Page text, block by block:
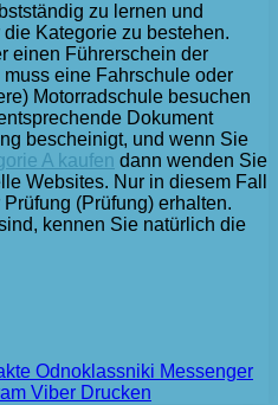
zu lernen und
Kategorie zu bestehen.
einen Führerschein der
muss eine Fahrschule oder
Motorradschule besuchen
Dokument
bescheinigt, und wenn Sie
A kaufen dann wenden Sie
Websites. Nur in diesem Fall
(Prüfung) erhalten.
kennen Sie natürlich die
Odnoklassniki Messenger
Viber Drucken